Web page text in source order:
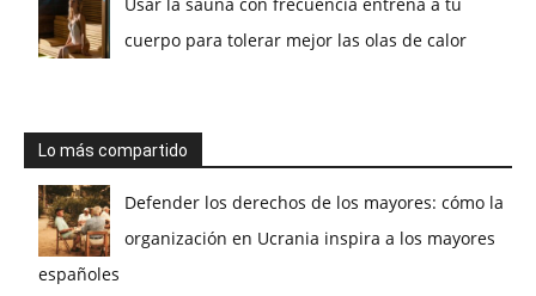
cuerpo para tolerar mejor las olas de calor
Lo más compartido
Defender los derechos de los mayores: cómo la
organización en Ucrania inspira a los mayores
españoles